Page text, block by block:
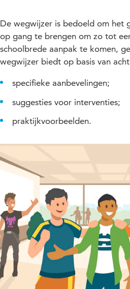
De wegwijzer is bedoeld om het
op gang te brengen om zo tot
schoolbrede aanpak te komen,
wegwijzer biedt op basis van
specifieke aanbevelingen;
suggesties voor interventies;
praktijkvoorbeelden.